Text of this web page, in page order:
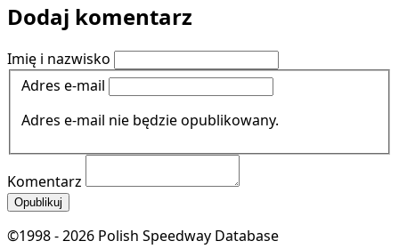
Dodaj komentarz
Imię i nazwisko
Adres e-mail
Adres e-mail nie będzie opublikowany.
Komentarz
Opublikuj
©1998 - 2026 Polish Speedway Database